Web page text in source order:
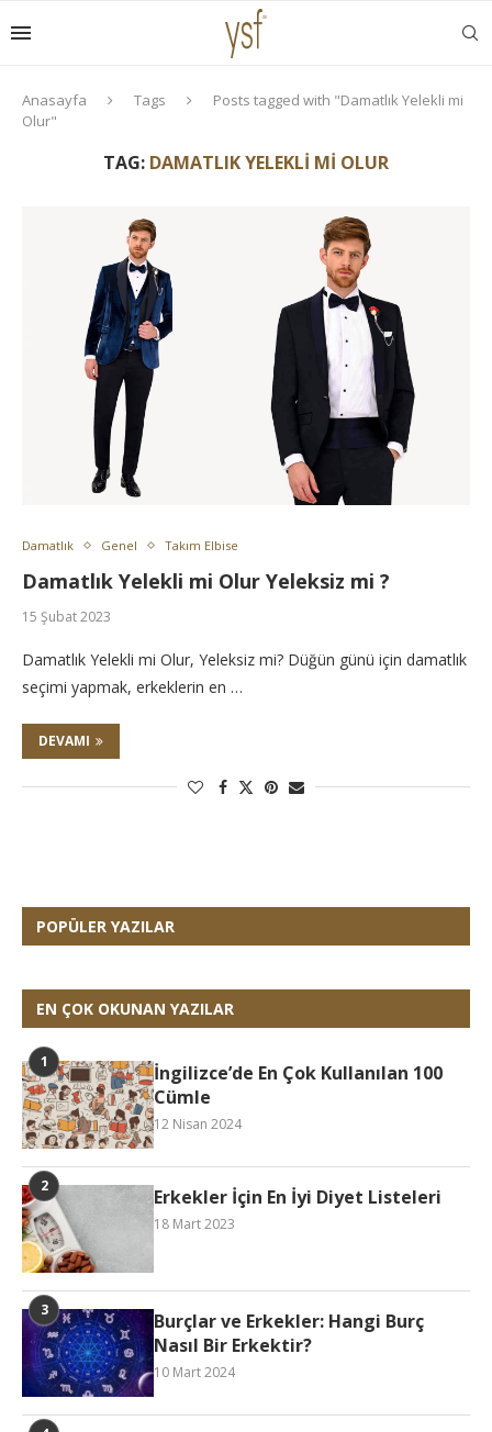
Anasayfa Tags
Posts tagged with "Damatlık Yelekli mi
Olur"
TAG: DAMATLIK YELEKLI MI OLUR
Damatlık Genel Takım Elbise
Damatlık Yelekli mi Olur Yeleksiz mi ?
15 Şubat 2023
Damatlık Yelekli mi Olur, Yeleksiz mi? Düğün günü için damatlık
seçimi yapmak, erkeklerin en …
DEVAMI
POPÜLER YAZILAR
EN ÇOK OKUNAN YAZILAR
İngilizce’de En Çok Kullanılan 100
Cümle
12 Nisan 2024
Erkekler İçin En İyi Diyet Listeleri
18 Mart 2023
Burçlar ve Erkekler: Hangi Burç
Nasıl Bir Erkektir?
10 Mart 2024